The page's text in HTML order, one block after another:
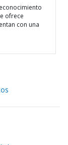
ofrece
con una